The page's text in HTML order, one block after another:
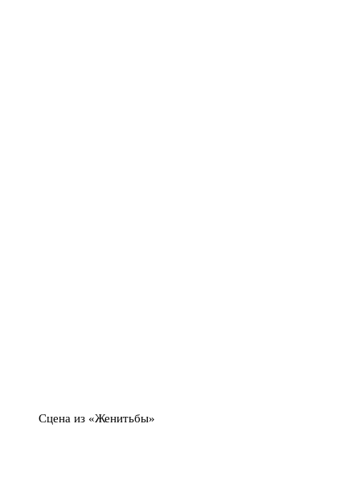
Сцена из «Женитьбы»